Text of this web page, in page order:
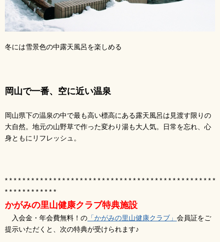
冬には雪景色の中露天風呂を楽しめる
岡山で一番、空に近い温泉
岡山県下の温泉の中で最も高い標高にある露天風呂は見渡す限りの
大自然。地元の山野草で作った変わり湯も大人気。日常を忘れ、心
身ともにリフレッシュ。
* * * * * * * * * * * * * * * * * * * * * * * * * * * * * * * * * * * * * * * * * * * * * * * *
* * * * * * * * * * * *
かがみの里山健康クラブ特典施設
入会金・年会費無料！の 「かがみの里山健康クラブ」 会員証をご
提示いただくと、次の特典が受けられます♪